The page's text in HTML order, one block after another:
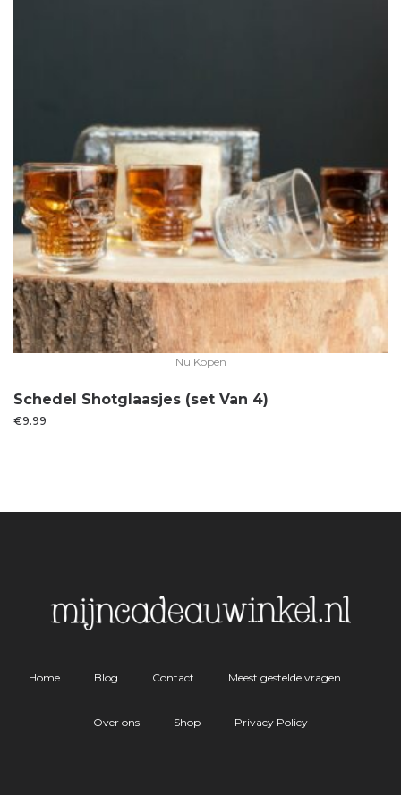
Nu Kopen
Schedel Shotglaasjes (set Van 4)
€9.99
Home Blog Contact Meest gestelde vragen
Over ons Shop Privacy Policy